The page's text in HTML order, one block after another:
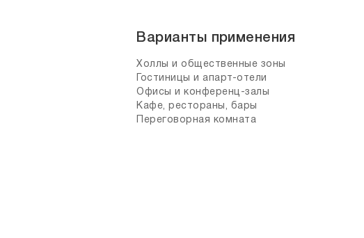
Варианты применения
Холлы и общественные зоны
Гостиницы и апарт-отели
Офисы и конференц-залы
Кафе, рестораны, бары
Переговорная комната